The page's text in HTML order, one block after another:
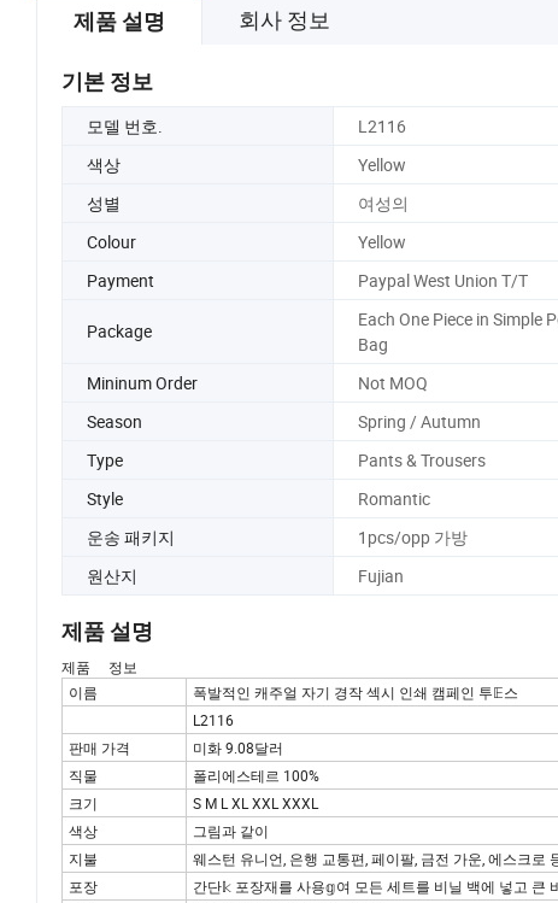
제품 설명 회사 정보
기본 정보
모델 번호. L2116
색상
Yellow
성별
여성의
Colour
Yellow
Payment
Paypal West Union T/T
Package
Each One Piece in Simple
Bag
Mininum Order Not MOQ
Season
Spring / Autumn
Type
Pants & Trousers
Style
Romantic
운송 패키지
1pcs/opp 가방
원산지
Fujian
제품 설명
제품 정보
이름
폭발적인 캐주얼 자기 경작 섹시 인쇄 캠페인 투𝔼스
L2116
판매 가격
미화 9.08달러
직물
폴리에스테르 100%
크기
S M L XL XXL XXXL
색상
그림과 같이
지불
웨스턴 유니언, 은행 교통편, 페이팔, 금전 가운, 에스크로
포장
간단𝕜 포장재를 사용𝕘여 모든 세트를 비닐 백에 넣고 큰